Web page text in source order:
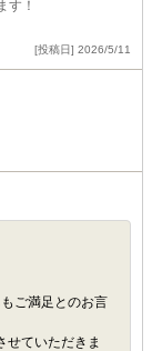
す！
[投稿日] 2026/5/11
ご満足とのお言
せていただきま